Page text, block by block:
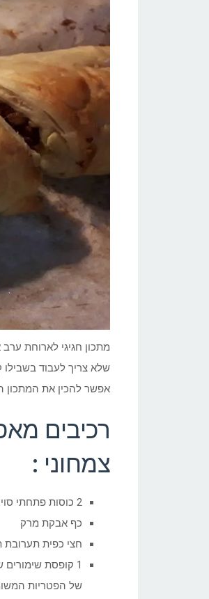
מתכון חגיגי לארוחת
שלא צריך לעבוד בשבילו
אפשר להכין את המתכון
רכיבים
צמחוני :
2 כוסות פתחתי סויה
כף אבקת מרק
חצי כפית תערובת
של הפטריות